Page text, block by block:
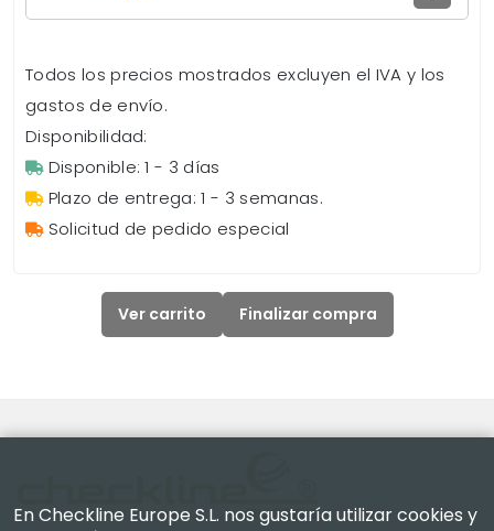
Todos los precios mostrados excluyen el IVA y los
gastos de envío.
Disponibilidad:
Disponible: 1 - 3 días
Plazo de entrega: 1 - 3 semanas.
Solicitud de pedido especial
Ver carrito Finalizar compra
En Checkline Europe S.L. nos gustaría utilizar cookies y